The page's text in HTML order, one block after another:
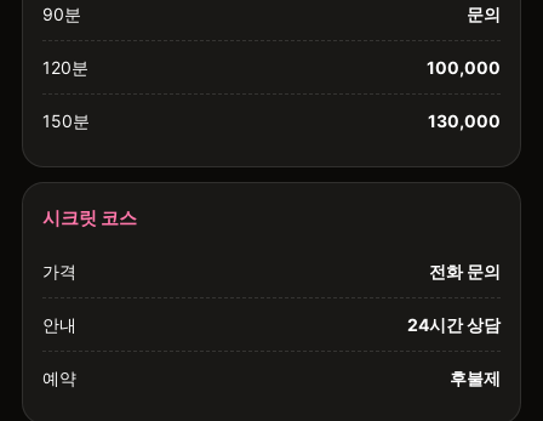
90분 문의
120분 100,000
150분 130,000
시크릿 코스
가격 전화 문의
안내 24시간 상담
예약 후불제